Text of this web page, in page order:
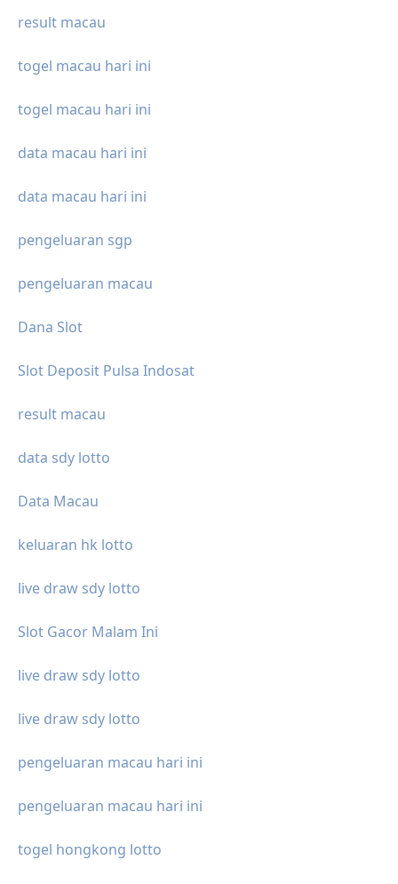
result macau
togel macau hari ini
togel macau hari ini
data macau hari ini
data macau hari ini
pengeluaran sgp
pengeluaran macau
Dana Slot
Slot Deposit Pulsa Indosat
result macau
data sdy lotto
Data Macau
keluaran hk lotto
live draw sdy lotto
Slot Gacor Malam Ini
live draw sdy lotto
live draw sdy lotto
pengeluaran macau hari ini
pengeluaran macau hari ini
togel hongkong lotto